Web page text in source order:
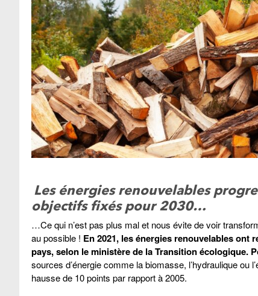
Les énergies renouvelables
objectifs fixés pour 2030…
…Ce qui n’est pas plus mal et nous évite de voir
au possible ! En 2021, les énergies renouvelables ont
pays, selon le ministère de la Transition écologique.
sources d’énergie comme la biomasse, l’hydraulique ou
hausse de 10 points par rapport à 2005.